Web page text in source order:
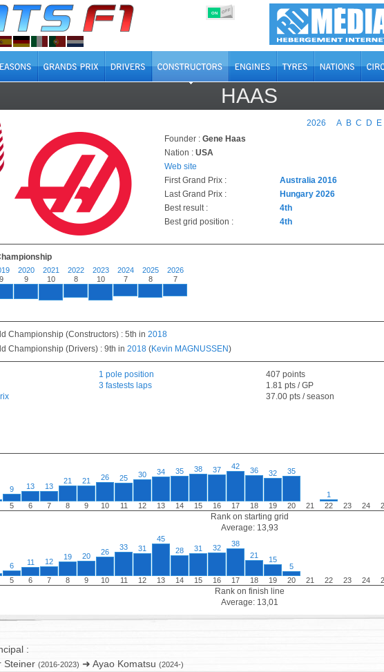
ON OFF
HAAS
2026 A B C D E
Founder : Gene Haas
Nation : USA
Web site
First Grand Prix :
Australia 2016
Last Grand Prix :
Hungary 2026
Best result :
4th
Best grid position :
4th
9
2020
9
2021
10
2022
8
2023
10
2024
7
2025
8
2026
7
Championship (Constructors) : 5th in 2018
Championship (Drivers) : 9th in 2018 (Kevin MAGNUSSEN)
1 pole position
3 fastests laps
407 points
1.81 pts / GP
37.00 pts / season
9
5
13
6
13
7
21
8
21
9
26
10
25
11
30
12
34
13
35
14
38
15
37
16
42
17
36
18
32
19
35
20 21
1
22
23 24
Rank on starting grid
Average: 13,93
6
5
11
6
12
7
19
8
20
9
26
10
33
11
31
12
45
13
28
14
31
15
32
16
38
17
21
18
15
19
5
20
21 22 23 24
Rank on finish line
Average: 13,01
:
Steiner (2016-2023) ➜ Ayao Komatsu (2024-)